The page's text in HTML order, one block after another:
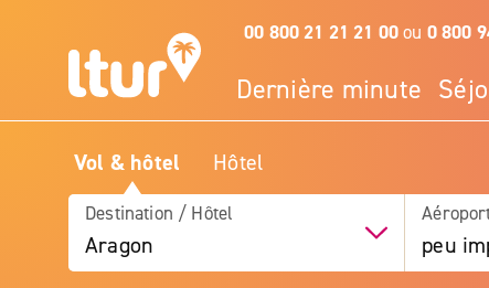
00 800 21 21 21 00ou 0 800
Dernière minute
Vol & hôtel Hôtel
Destination / Hôtel
Aragon peu